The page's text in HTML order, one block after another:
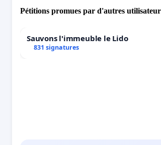
Pétitions promues par d'autres
Sauvons l'immeuble le Lido
831 signatures